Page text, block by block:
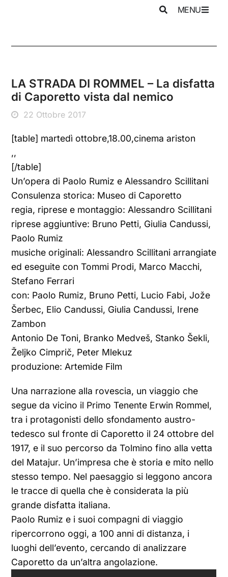
MENU
LA STRADA DI ROMMEL – La disfatta
di Caporetto vista dal nemico
22 Ottobre 2017
[table] martedì ottobre,18.00,cinema ariston
,,
[/table]
Un’opera di Paolo Rumiz e Alessandro Scillitani
Consulenza storica: Museo di Caporetto
regia, riprese e montaggio: Alessandro Scillitani
riprese aggiuntive: Bruno Petti, Giulia Candussi,
Paolo Rumiz
musiche originali: Alessandro Scillitani arrangiate
ed eseguite con Tommi Prodi, Marco Macchi,
Stefano Ferrari
con: Paolo Rumiz, Bruno Petti, Lucio Fabi, Jože
Šerbec, Elio Candussi, Giulia Candussi, Irene
Zambon
Antonio De Toni, Branko Medveš, Stanko Šekli,
Željko Cimprič, Peter Mlekuz
produzione: Artemide Film
Una narrazione alla rovescia, un viaggio che
segue da vicino il Primo Tenente Erwin Rommel,
tra i protagonisti dello sfondamento austro-
tedesco sul fronte di Caporetto il 24 ottobre del
1917, e il suo percorso da Tolmino fino alla vetta
del Matajur. Un’impresa che è storia e mito nello
stesso tempo. Nel paesaggio si leggono ancora
le tracce di quella che è considerata la più
grande disfatta italiana.
Paolo Rumiz e i suoi compagni di viaggio
ripercorrono oggi, a 100 anni di distanza, i
luoghi dell’evento, cercando di analizzare
Caporetto da un’altra angolazione.